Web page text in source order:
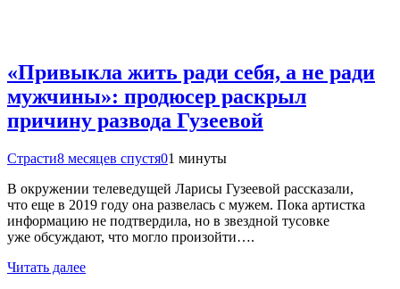
«Привыкла жить ради себя, а не ради
мужчины»: продюсер раскрыл
причину развода Гузеевой
Страсти8 месяцев спустя01 минуты
В окружении телеведущей Ларисы Гузеевой рассказали,
что еще в 2019 году она развелась с мужем. Пока артистка
информацию не подтвердила, но в звездной тусовке
уже обсуждают, что могло произойти….
Читать далее